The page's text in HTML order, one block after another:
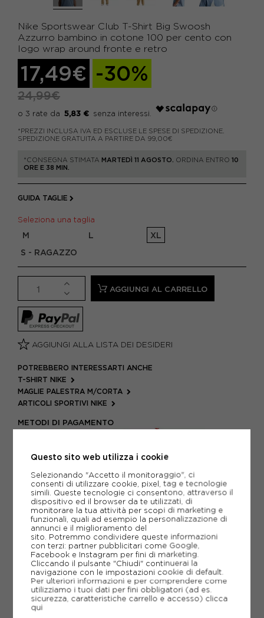
Nike Sportswear Club T-Shirt Big Swoosh
Azzurro bambino in cotone 100 per cento con
logo wrap around fronte e retro
17,49€ -30%
24,99€
5,83 €
*PREZZI INCLUSA IVA ED ESCLUSE LE SPESE DI SPEDIZIONE.
SPEDIZIONE GRATUITA A PARTIRE DA 99,00€
*CONSEGNA STIMATA MARTEDÌ 11 AGOSTO. ORDINA ENTRO 10
ORE E 38 MIN.
GUIDA TAGLIE
Seleziona una taglia
M L
XL
S - RAGAZZO
AGGIUNGI AL CARRELLO
AGGIUNGI ALLA LISTA DEI DESIDERI
POTREBBERO INTERESSARTI ANCHE
T-SHIRT NIKE
MAGLIE PALESTRA M/CORTA
ARTICOLI SPORTIVI NIKE
METODI DI PAGAMENTO
PIÙ INFORMAZIONI
SCHEDA TECNICA
GUIDA ALLE TAGLIE
CONSIGLIATI DA NOI
Questo sito web utilizza i cookie
Selezionando "Accetto il monitoraggio", ci
consenti di utilizzare cookie, pixel, tag e tecnologie
simili. Queste tecnologie ci consentono, attraverso il
dispositivo ed il browser da te utilizzati, di
monitorare la tua attività per scopi di marketing e
funzionali, quali ad esempio la personalizzazione di
annunci e il miglioramento del
sito. Potremmo condividere queste informazioni
con terzi: partner pubblicitari come Google,
Facebook e Instagram per fini di marketing.
Cliccando il pulsante "Chiudi" continuerai la
navigazione con le impostazioni cookie di default.
Per ulteriori informazioni e per comprendere come
utilizziamo i tuoi dati per fini obbligatori (ad es.
sicurezza, caratteristiche carrello e accesso) clicca
qui